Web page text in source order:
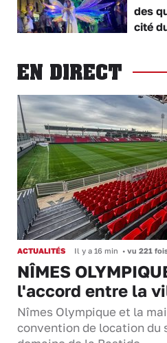
des
cité
EN DIRECT
ACTUALITÉS Il y a 16 min • vu 221
NÎMES
l'accord entre la
Nîmes Olympique et la
convention de location du